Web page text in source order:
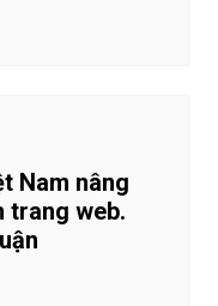
Nam nâng
trang web.